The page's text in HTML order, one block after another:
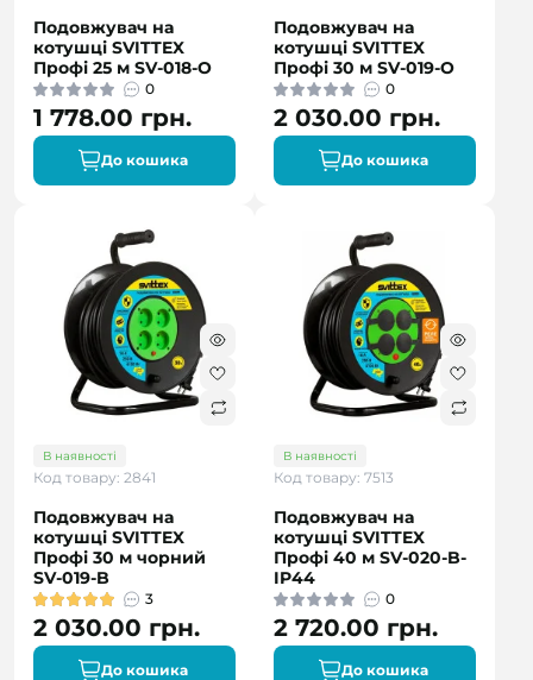
Подовжувач на
котушці SVITTEX
Профі 25 м SV-018-О
0
1 778.00 грн.
До кошика
Подовжувач на
котушці SVITTEX
Профі 30 м SV-019-О
0
2 030.00 грн.
До кошика
В наявності
Код товару: 2841
Подовжувач на
котушці SVITTEX
Профі 30 м чорний
SV-019-B
3
2 030.00 грн.
До кошика
В наявності
Код товару: 7513
Подовжувач на
котушці SVITTEX
Профі 40 м SV-020-B-
IP44
0
2 720.00 грн.
До кошика